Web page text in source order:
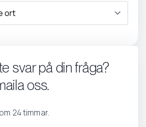
svar på din fråga?
oss.
24 timmar.